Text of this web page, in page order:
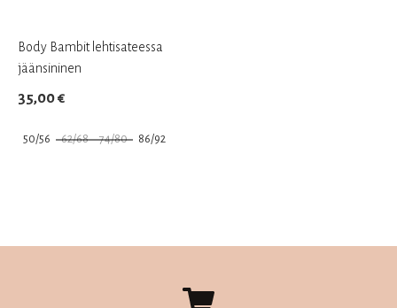
Body Bambit lehtisateessa
jäänsininen
35,00€
50/56 62/68 74/80 86/92
useampi